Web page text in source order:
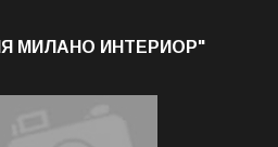
МИЛАНО ИНТЕРИОР"